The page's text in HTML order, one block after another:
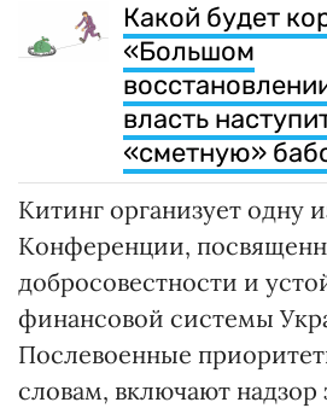
Какой будет
«Большом
власть
«сметную»
Китинг организует одну
Конференции,
добросовестности и
финансовой системы
Послевоенные
словам, включают надзор